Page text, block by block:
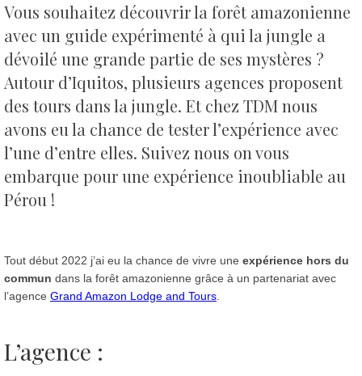
Vous souhaitez découvrir la forêt amazonienne
avec un guide expérimenté à qui la jungle a
dévoilé une grande partie de ses mystères ?
Autour d’Iquitos, plusieurs agences proposent
des tours dans la jungle. Et chez TDM nous
avons eu la chance de tester l’expérience avec
l’une d’entre elles. Suivez nous on vous
embarque pour une expérience inoubliable au
Pérou !
Tout début 2022 j’ai eu la chance de vivre une expérience hors du
commun dans la forêt amazonienne grâce à un partenariat avec
l’agence Grand Amazon Lodge and Tours.
L’agence :